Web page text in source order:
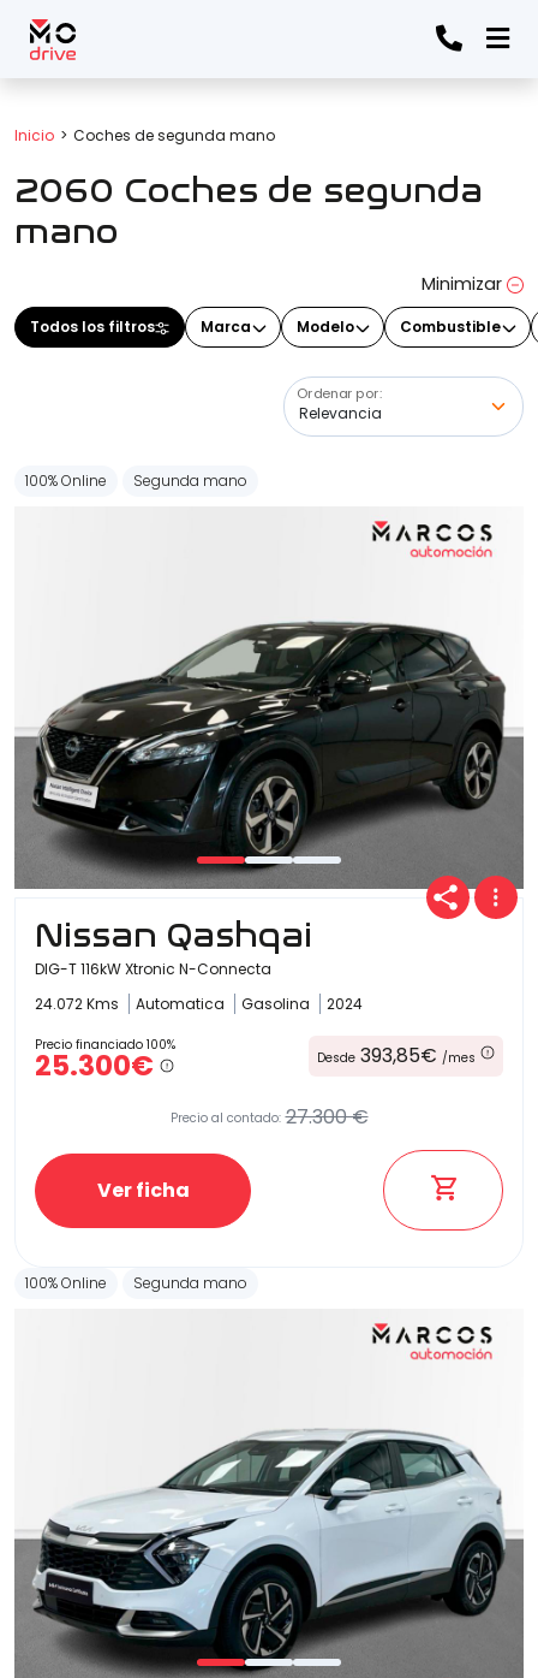
Inicio Coches de segunda mano
2060 Coches de segunda
mano
Minimizar
Todos los filtros Marca Modelo Combustible
Ordenar por:
Todos los filtros
Marca
Modelo
(Elige uno o varios modelos)
Cuota
Año
Kilómetros
Combustible
(Elige una o varias opciones)
Etiqueta medioambiental
Potencia
Transmisión
Carrocería
100% Online Segunda mano
Nissan Qashqai
DIG-T 116kW Xtronic N-Connecta
24.072 Kms
Automatica Gasolina 2024
Precio financiado 100%
25.300€ Desde 393,85€ /mes
Precio al contado: 27.300 €
Ver ficha
100% Online Segunda mano